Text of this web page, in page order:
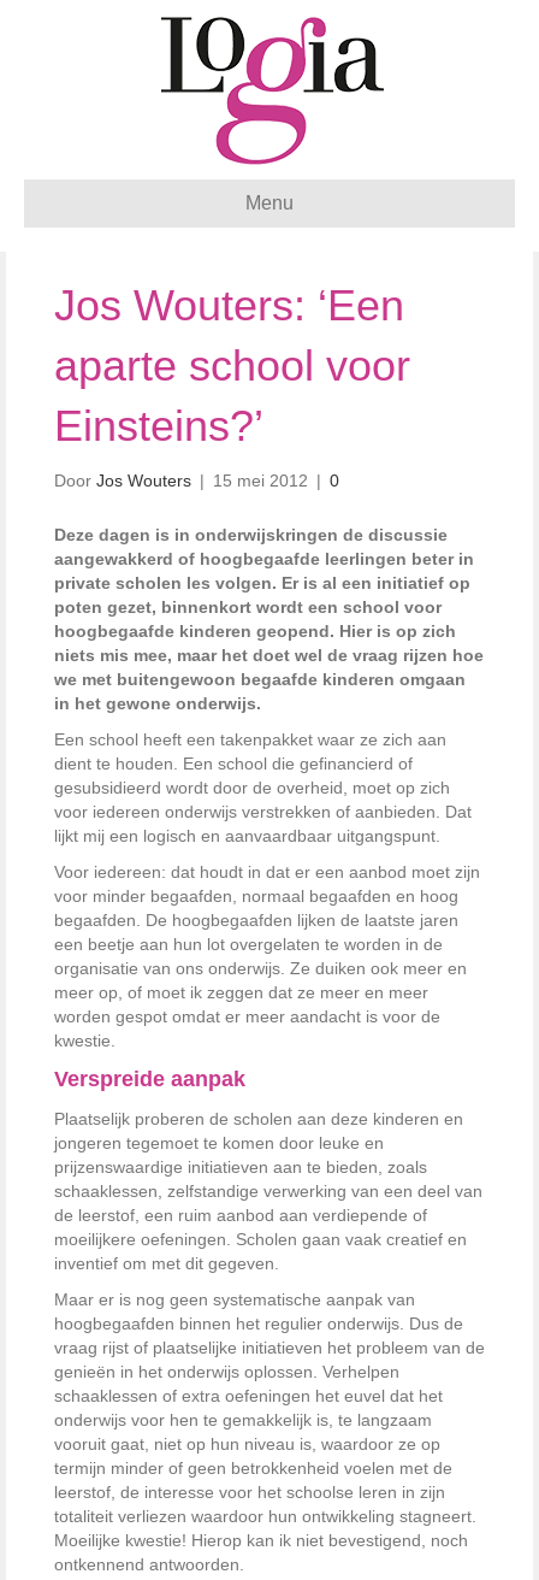
Menu
Jos Wouters: ‘Een
aparte school voor
Einsteins?’
Door Jos Wouters | 15 mei 2012 | 0
Deze dagen is in onderwijskringen de discussie
aangewakkerd of hoogbegaafde leerlingen beter in
private scholen les volgen. Er is al een initiatief op
poten gezet, binnenkort wordt een school voor
hoogbegaafde kinderen geopend. Hier is op zich
niets mis mee, maar het doet wel de vraag rijzen hoe
we met buitengewoon begaafde kinderen omgaan
in het gewone onderwijs.
Een school heeft een takenpakket waar ze zich aan
dient te houden. Een school die gefinancierd of
gesubsidieerd wordt door de overheid, moet op zich
voor iedereen onderwijs verstrekken of aanbieden. Dat
lijkt mij een logisch en aanvaardbaar uitgangspunt.
Voor iedereen: dat houdt in dat er een aanbod moet zijn
voor minder begaafden, normaal begaafden en hoog
begaafden. De hoogbegaafden lijken de laatste jaren
een beetje aan hun lot overgelaten te worden in de
organisatie van ons onderwijs. Ze duiken ook meer en
meer op, of moet ik zeggen dat ze meer en meer
worden gespot omdat er meer aandacht is voor de
kwestie.
Verspreide aanpak
Plaatselijk proberen de scholen aan deze kinderen en
jongeren tegemoet te komen door leuke en
prijzenswaardige initiatieven aan te bieden, zoals
schaaklessen, zelfstandige verwerking van een deel van
de leerstof, een ruim aanbod aan verdiepende of
moeilijkere oefeningen. Scholen gaan vaak creatief en
inventief om met dit gegeven.
Maar er is nog geen systematische aanpak van
hoogbegaafden binnen het regulier onderwijs. Dus de
vraag rijst of plaatselijke initiatieven het probleem van de
genieën in het onderwijs oplossen. Verhelpen
schaaklessen of extra oefeningen het euvel dat het
onderwijs voor hen te gemakkelijk is, te langzaam
vooruit gaat, niet op hun niveau is, waardoor ze op
termijn minder of geen betrokkenheid voelen met de
leerstof, de interesse voor het schoolse leren in zijn
totaliteit verliezen waardoor hun ontwikkeling stagneert.
Moeilijke kwestie! Hierop kan ik niet bevestigend, noch
ontkennend antwoorden.